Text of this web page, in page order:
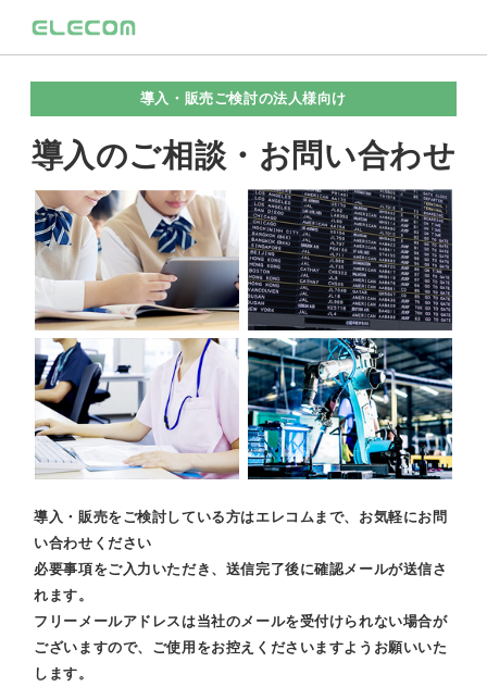
導入・販売ご検討の法人様向け
導入のご相談・お問い合わせ
導入・販売をご検討している方はエレコムまで、お気軽にお問
い合わせください
必要事項をご入力いただき、送信完了後に確認メールが送信さ
れます。
フリーメールアドレスは当社のメールを受付けられない場合が
ございますので、ご使用をお控えくださいますようお願いいた
します。